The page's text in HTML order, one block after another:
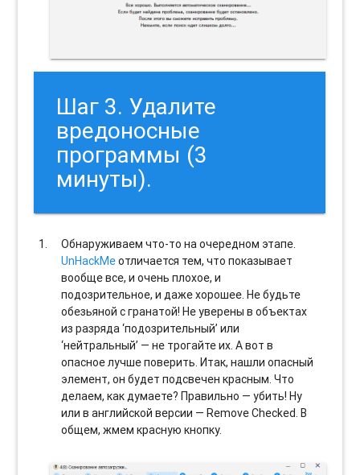
Шаг 3. Удалите
вредоносные
программы (3
минуты).
Обнаруживаем что-то на очередном этапе.
UnHackMeотличается тем, что показывает
вообще все, и очень плохое, и
подозрительное, и даже хорошее. Не будьте
обезьяной с гранатой! Не уверены в объектах
из разряда ‘подозрительный’ или
‘нейтральный’ — не трогайте их. А вот в
опасное лучше поверить. Итак, нашли опасный
элемент, он будет подсвечен красным. Что
делаем, как думаете? Правильно — убить! Ну
или в английской версии — Remove Checked. В
общем, жмем красную кнопку.